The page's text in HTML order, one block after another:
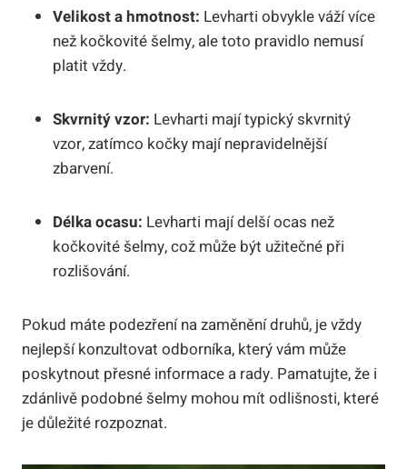
Velikost a hmotnost: Levharti obvykle váží více
než kočkovité šelmy, ale toto pravidlo nemusí
platit vždy.
Skvrnitý vzor: Levharti mají typický skvrnitý
vzor, zatímco kočky mají nepravidelnější
zbarvení.
Délka ocasu: Levharti mají delší ocas než
kočkovité šelmy, což může být užitečné při
rozlišování.
Pokud máte podezření na zaměnění druhů, je vždy
nejlepší konzultovat odborníka, který vám může
poskytnout přesné informace a rady. Pamatujte, že i
zdánlivě podobné šelmy mohou mít odlišnosti, které
je důležité rozpoznat.